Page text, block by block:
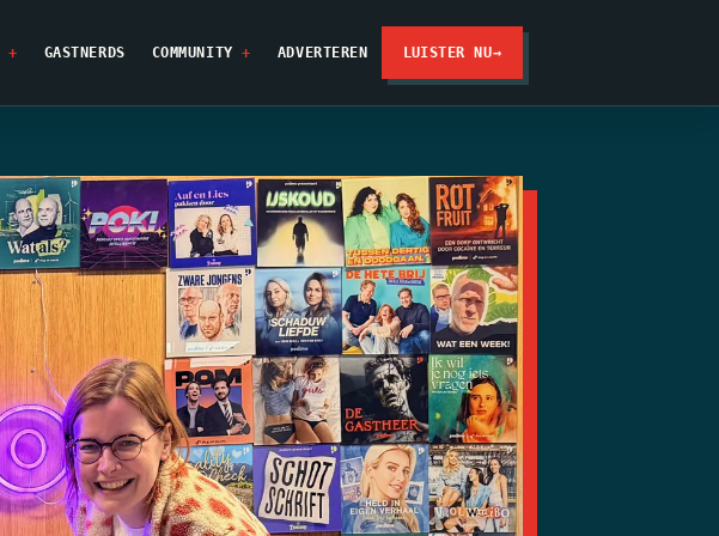
GASTNERDS COMMUNITY ADVERTEREN LUISTER NU→